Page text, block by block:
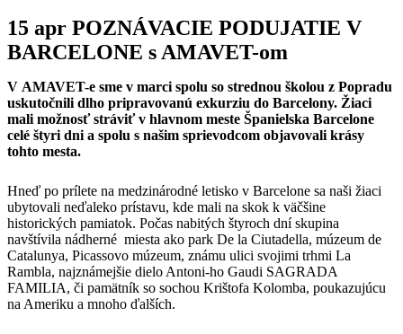
15 apr POZNÁVACIE PODUJATIE V
BARCELONE s AMAVET-om
V AMAVET-e sme v marci spolu so strednou školou z Popradu
uskutočnili dlho pripravovanú exkurziu do Barcelony. Žiaci
mali možnosť stráviť v hlavnom meste Španielska Barcelone
celé štyri dni a spolu s našim sprievodcom objavovali krásy
tohto mesta.
Hneď po prílete na medzinárodné letisko v Barcelone sa naši žiaci
ubytovali neďaleko prístavu, kde mali na skok k väčšine
historických pamiatok. Počas nabitých štyroch dní skupina
navštívila nádherné miesta ako park De la Ciutadella, múzeum de
Catalunya, Picassovo múzeum, známu ulici svojimi trhmi La
Rambla, najznámejšie dielo Antoni-ho Gaudi SAGRADA
FAMILIA, či pamätník so sochou Krištofa Kolomba, poukazujúcu
na Ameriku a mnoho ďalších.